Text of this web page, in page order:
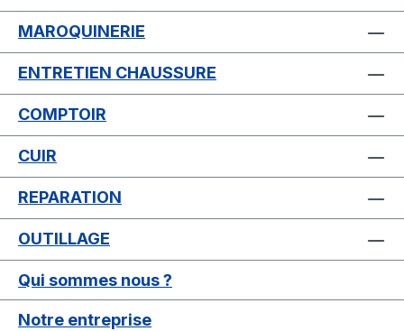
MAROQUINERIE
ENTRETIEN CHAUSSURE
COMPTOIR
CUIR
REPARATION
OUTILLAGE
Qui sommes nous ?
Notre entreprise